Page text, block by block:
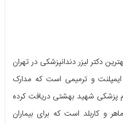
دکتر لیزر دندانپزشکی در تهران
و ترمیمی است که مدارک
پزشکی شهید بهشتی دریافت کرده
و کاربلد است که برای بیماران